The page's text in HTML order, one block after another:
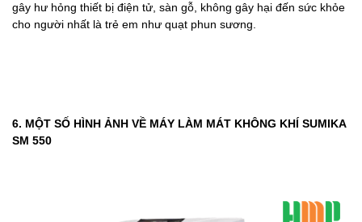
gây hư hỏng thiết bị điện tử, sàn gỗ, không gây hại đến sức khỏe
cho người nhất là trẻ em như quạt phun sương.
6. MỘT SỐ HÌNH ẢNH VỀ MÁY LÀM MÁT KHÔNG KHÍ SUMIKA
SM 550